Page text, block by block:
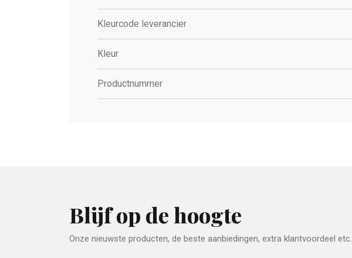
Kleurcode leverancier
Kleur
Productnummer
Blijf op de hoogte
Onze nieuwste producten, de beste aanbiedingen, extra klantvoordeel etc.